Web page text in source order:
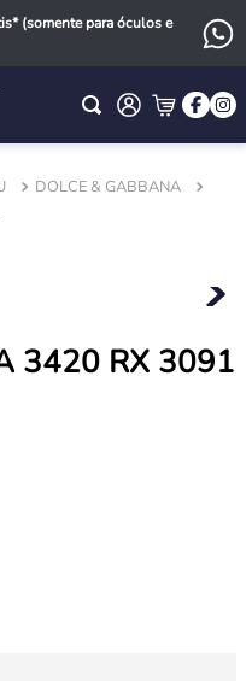
(somente para óculos e
DOLCE & GABBANA
3420 RX 3091